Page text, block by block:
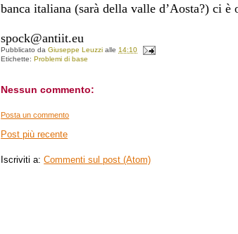
banca italiana (sarà della valle d’Aosta?) ci è
spock@antiit.eu
Pubblicato daGiuseppe Leuzzi alle 14:10
Etichette:Problemi di base
Nessun commento:
Posta un commento
Post più recente
Iscriviti a:Commenti sul post (Atom)